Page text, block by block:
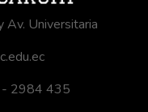
Av. Universitaria
2984 435